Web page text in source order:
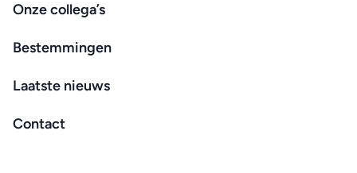
Onze collega’s
Bestemmingen
Laatste nieuws
Contact